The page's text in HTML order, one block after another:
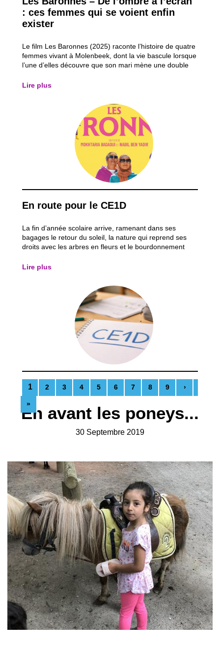
En avant les poneys...
30 Septembre 2019
: ces femmes qui se voient enfin
exister
Le film Les Baronnes (2025) raconte l’histoire de quatre
femmes vivant à Molenbeek, dont la vie bascule lorsque
l’une d’elles découvre que son mari mène une double
reprendre le contrôle de sa vie en réalisant un rêve
Lire plus
En route pour le CE1D
La fin d’année scolaire arrive, ramenant dans ses
bagages le retour du soleil, la nature qui reprend ses
droits avec les arbres en fleurs et le bourdonnement
qui donne un avant-goût de vacances… mais qui, pour
Lire plus
1 2 3 4 5 6 7 8 9 ›
»